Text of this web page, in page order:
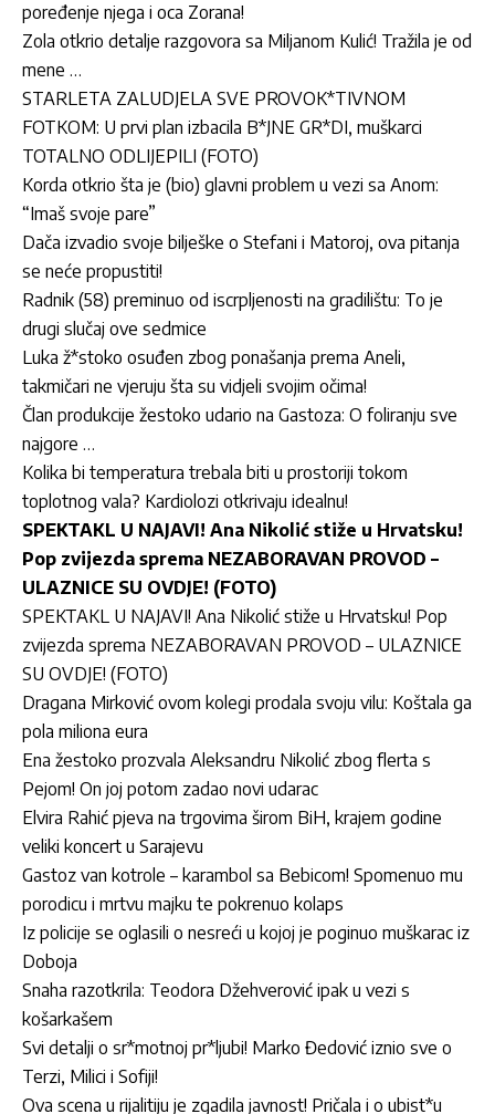
poređenje njega i oca Zorana!
Zola otkrio detalje razgovora sa Miljanom Kulić! Tražila je od
mene …
STARLETA ZALUDJELA SVE PROVOK*TIVNOM
FOTKOM: U prvi plan izbacila B*JNE GR*DI, muškarci
TOTALNO ODLIJEPILI (FOTO)
Korda otkrio šta je (bio) glavni problem u vezi sa Anom:
“Imaš svoje pare”
Dača izvadio svoje bilješke o Stefani i Matoroj, ova pitanja
se neće propustiti!
Radnik (58) preminuo od iscrpljenosti na gradilištu: To je
drugi slučaj ove sedmice
Luka ž*stoko osuđen zbog ponašanja prema Aneli,
takmičari ne vjeruju šta su vidjeli svojim očima!
Član produkcije žestoko udario na Gastoza: O foliranju sve
najgore …
Kolika bi temperatura trebala biti u prostoriji tokom
toplotnog vala? Kardiolozi otkrivaju idealnu!
SPEKTAKL U NAJAVI! Ana Nikolić stiže u Hrvatsku!
Pop zvijezda sprema NEZABORAVAN PROVOD –
ULAZNICE SU OVDJE! (FOTO)
SPEKTAKL U NAJAVI! Ana Nikolić stiže u Hrvatsku! Pop
zvijezda sprema NEZABORAVAN PROVOD – ULAZNICE
SU OVDJE! (FOTO)
Dragana Mirković ovom kolegi prodala svoju vilu: Koštala ga
pola miliona eura
Ena žestoko prozvala Aleksandru Nikolić zbog flerta s
Pejom! On joj potom zadao novi udarac
Elvira Rahić pjeva na trgovima širom BiH, krajem godine
veliki koncert u Sarajevu
Gastoz van kotrole – karambol sa Bebicom! Spomenuo mu
porodicu i mrtvu majku te pokrenuo kolaps
Iz policije se oglasili o nesreći u kojoj je poginuo muškarac iz
Doboja
Snaha razotkrila: Teodora Džehverović ipak u vezi s
košarkašem
Svi detalji o sr*motnoj pr*ljubi! Marko Đedović iznio sve o
Terzi, Milici i Sofiji!
Ova scena u rijalitiju je zgadila javnost! Pričala i o ubist*u